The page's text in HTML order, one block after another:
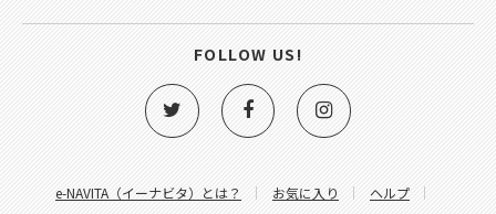
e-NAVITA（イーナビタ）とは？ お気に入り
ヘルプ
FOLLOW US!